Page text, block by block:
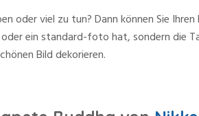
oder viel zu tun? Dann können Sie
ein standard-foto hat, sondern die
Bild dekorieren.